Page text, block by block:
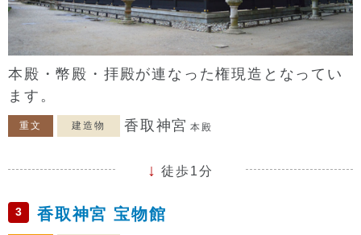
本殿・幣殿・拝殿が連なった権現造となってい
ます。
重文 建造物 香取神宮 本殿
徒歩1分
3 香取神宮 宝物館